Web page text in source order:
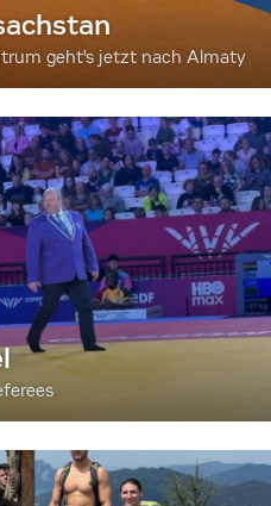
geht's jetzt nach Almaty